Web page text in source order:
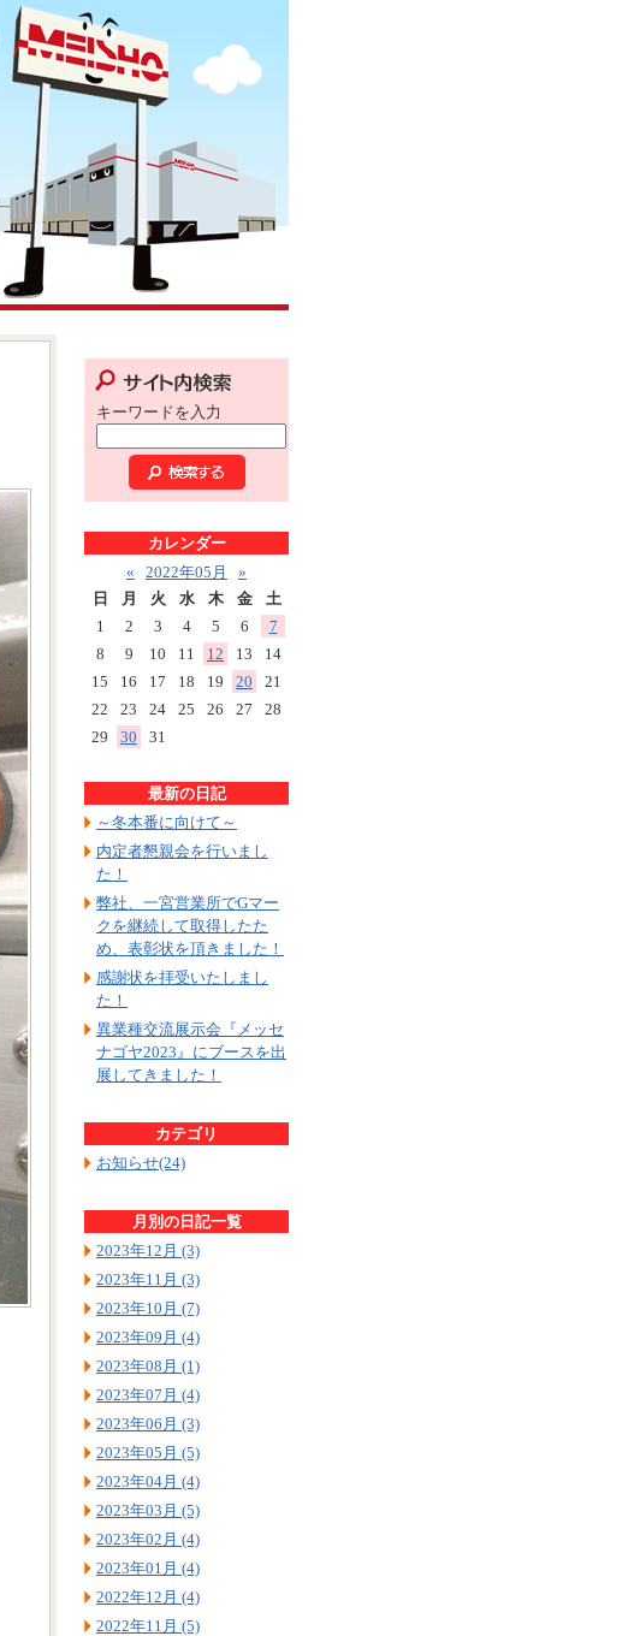
キーワードを入力
カレンダー
«
2022年05月
»
日
月 火 水 木 金
土
1
2 3 4 5 6
7
8
9 10 11 12 13
14
15
16 17 18 19 20
21
22
23 24 25 26 27
28
29
30 31
最新の日記
～冬本番に向けて～
内定者懇親会を行いまし
た！
弊社、一宮営業所でGマー
クを継続して取得したた
め、表彰状を頂きました！
感謝状を拝受いたしまし
た！
異業種交流展示会『メッセ
ナゴヤ2023』にブースを出
展してきました！
カテゴリ
お知らせ(24)
月別の日記一覧
2023年12月 (3)
2023年11月 (3)
2023年10月 (7)
2023年09月 (4)
2023年08月 (1)
2023年07月 (4)
2023年06月 (3)
2023年05月 (5)
2023年04月 (4)
2023年03月 (5)
2023年02月 (4)
2023年01月 (4)
2022年12月 (4)
2022年11月 (5)